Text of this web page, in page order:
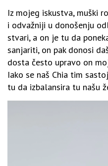
Iz mojeg iskustva, muški
i odvažniji u donošenju
stvari, a on je tu da
sanjariti, on pak donosi
dosta često upravo on
Iako se naš Chia tim
tu da izbalansira tu našu